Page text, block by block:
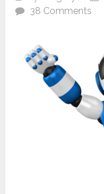
38 Comments